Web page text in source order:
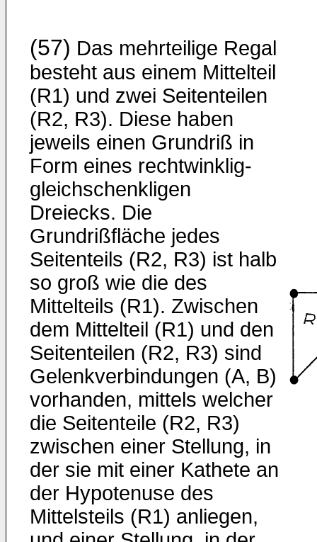
(57) Das mehrteilige Regal
besteht aus einem Mittelteil
(R1) und zwei Seitenteilen
(R2, R3). Diese haben
jeweils einen Grund­riß in
Form eines rechtwinklig-
gleichschenkligen
Dreiecks. Die
Grundrißfläche jedes
Seitenteils (R2, R3) ist halb
so groß wie die des
Mittelteils (R1). Zwischen
dem Mittelteil (R1) und den
Seitenteilen (R2, R3) sind
Gelenkverbindungen (A, B)
vorhanden, mittels welcher
die Seitenteile (R2, R3)
zwischen einer Stellung, in
der sie mit einer Kathete an
der Hypotenuse des
Mittelsteils (R1) anliegen,